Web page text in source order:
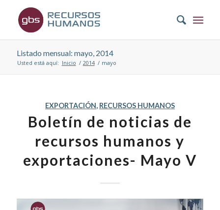
Listado mensual: mayo, 2014
Usted está aquí: Inicio / 2014 / mayo
EXPORTACIÓN, RECURSOS HUMANOS
Boletín de noticias de
recursos humanos y
exportaciones- Mayo V